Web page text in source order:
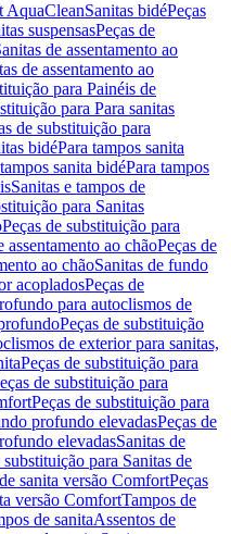
AquaCleanSanitas bidéPeças
suspensasPeças de
de assentamento ao
de assentamento ao
para Painéis de
para Para sanitas
de substituição para
bidéPara tampos sanita
sanita bidéPara tampos
Sanitas e tampos de
para Sanitas
Peças de substituição para
assentamento ao chãoPeças de
ao chãoSanitas de fundo
acopladosPeças de
para autoclismos de
Peças de substituição
de exterior para sanitas,
Peças de substituição para
de substituição para
Peças de substituição para
profundo elevadasPeças de
elevadasSanitas de
substituição para Sanitas de
sanita versão ComfortPeças
versão ComfortTampos de
de sanitaAssentos de